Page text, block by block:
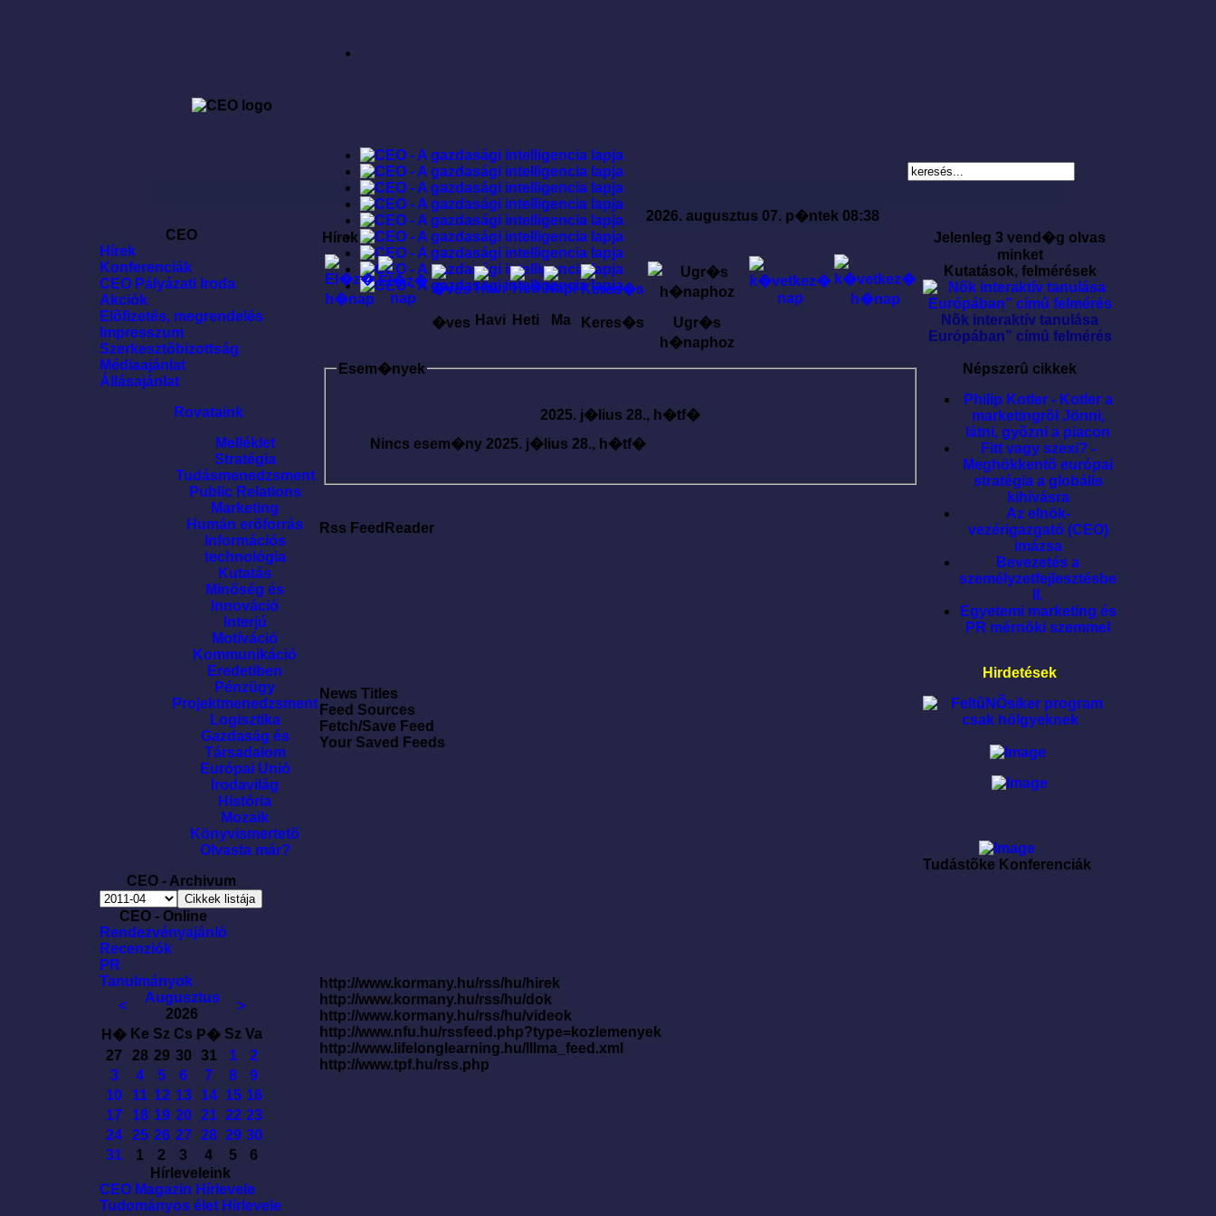
2026. augusztus 07. p�ntek 08:38
CEO
Hírek
Konferenciák
CEO Pályázati Iroda
Akciók
Elõfizetés, megrendelés
Impresszum
Szerkesztõbizottság
Médiaajánlat
Állásajánlat
Rovataink
Melléklet
Stratégia
Tudásmenedzsment
Public Relations
Marketing
Humán erõforrás
Információs
technológia
Kutatás
Minõség és
Innováció
Interjú
Motíváció
Kommunikáció
Eredetiben
Pénzügy
Projektmenedzsment
Logisztika
Gazdaság és
Társadalom
Európai Unió
Irodavilág
História
Mozaik
Könyvismertetõ
Olvasta már?
CEO - Archivum
CEO - Online
Rendezvényajánló
Recenziók
PR
Tanulmányok
<
Augusztus
2026
>
H� Ke Sz Cs P� Sz Va
27
28 29 30 31 1
2
3
4 5 6 7 8
9
10
11 12 13 14 15 16
17
18 19 20 21 22 23
24
25 26 27 28 29 30
31
1 2 3 4 5
6
Hírleveleink
CEO Magazin Hírlevele
Tudományos élet Hírlevele
Hírek
�ves Havi Heti Ma Keres�s
Ugr�s
h�naphoz
Esem�nyek
2025. j�lius 28., h�tf�
Nincs esem�ny 2025. j�lius 28., h�tf�
Rss FeedReader
News Titles
Feed Sources
Fetch/Save Feed
Your Saved Feeds
http://www.kormany.hu/rss/hu/hirek
http://www.kormany.hu/rss/hu/dok
http://www.kormany.hu/rss/hu/videok
http://www.nfu.hu/rssfeed.php?type=kozlemenyek
http://www.lifelonglearning.hu/lllma_feed.xml
http://www.tpf.hu/rss.php
Jelenleg 3 vend�g olvas
minket
Kutatások, felmérések
Nõk interaktív tanulása
Európában” címû felmérés
Népszerû cikkek
Philip Kotler - Kotler a
marketingrõl Jönni,
látni, gyõzni a piacon
Fitt vagy szexi? -
Meghökkentõ európai
stratégia a globális
kihívásra
Az elnök-
vezérigazgató (CEO)
imázsa
Bevezetés a
személyzetfejlesztésbe
II.
Egyetemi marketing és
PR mérnöki szemmel
Hirdetések
Tudástõke Konferenciák